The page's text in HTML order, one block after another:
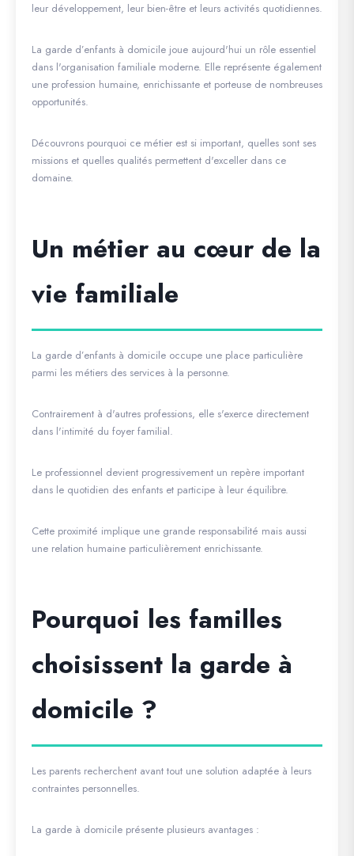
leur développement, leur bien-être et leurs activités quotidiennes.
La garde d’enfants à domicile joue aujourd'hui un rôle essentiel
dans l'organisation familiale moderne. Elle représente également
une profession humaine, enrichissante et porteuse de nombreuses
opportunités.
Découvrons pourquoi ce métier est si important, quelles sont ses
missions et quelles qualités permettent d'exceller dans ce
domaine.
Un métier au cœur de la
vie familiale
La garde d’enfants à domicile occupe une place particulière
parmi les métiers des services à la personne.
Contrairement à d'autres professions, elle s'exerce directement
dans l'intimité du foyer familial.
Le professionnel devient progressivement un repère important
dans le quotidien des enfants et participe à leur équilibre.
Cette proximité implique une grande responsabilité mais aussi
une relation humaine particulièrement enrichissante.
Pourquoi les familles
choisissent la garde à
domicile ?
Les parents recherchent avant tout une solution adaptée à leurs
contraintes personnelles.
La garde à domicile présente plusieurs avantages :